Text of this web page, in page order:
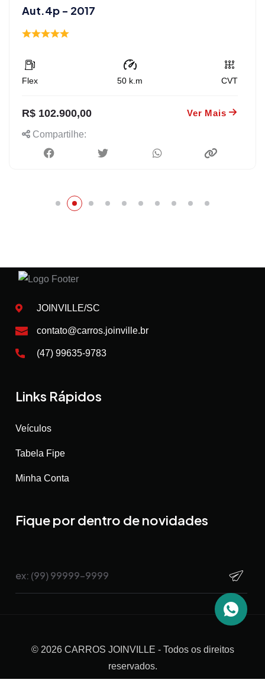
Aut.4p - 2017
Flex 50k.m CVT
R$ 102.900,00 Ver Mais
Compartilhe:
JOINVILLE/SC
contato@carros.joinville.br
(47) 99635-9783
Links Rápidos
Veículos
Tabela Fipe
Minha Conta
Fique por dentro de novidades
© 2026 CARROS JOINVILLE - Todos os direitos
reservados.